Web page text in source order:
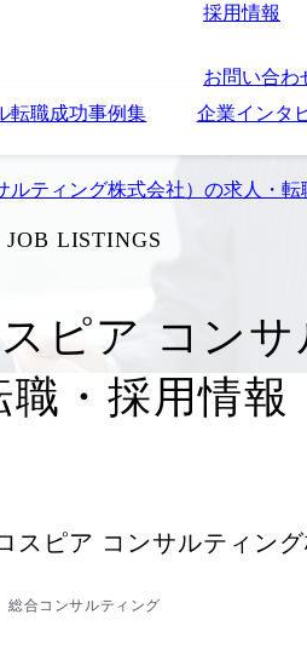
採用情報
お問い合わ
転職成功事例集 企業インタ
ルティング株式会社）の求人・
JOB LISTINGS
ピア コン
職・採用情報
スピア コンサルティング
総合コンサルティング